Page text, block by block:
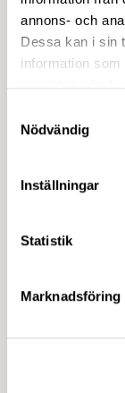
annons- och
Dessa kan i sin
information
Nödvändig
Inställningar
Statistik
Marknadsföring
Avtalsrörelse
Akrylamid
Arbetsgivarfrågor
C
CSRD
E